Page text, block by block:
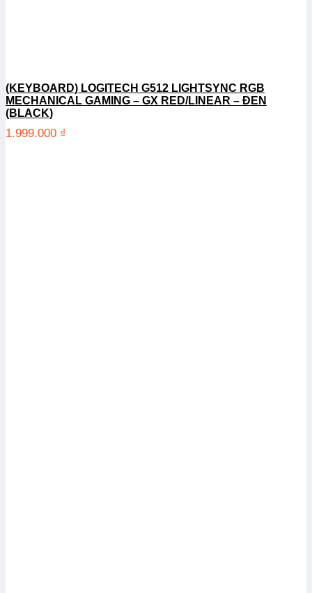
(KEYBOARD) LOGITECH G512 LIGHTSYNC RGB
MECHANICAL GAMING – GX RED/LINEAR – ĐEN
(BLACK)
1.999.000 ₫